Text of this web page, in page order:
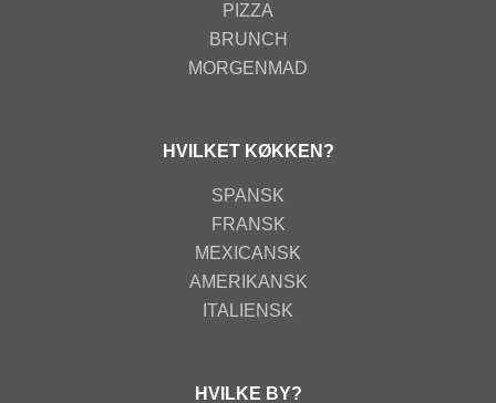
PIZZA
BRUNCH
MORGENMAD
HVILKET KØKKEN?
SPANSK
FRANSK
MEXICANSK
AMERIKANSK
ITALIENSK
HVILKE BY?